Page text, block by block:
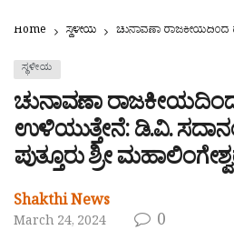
Home ಸ್ಥಳೀಯ ಚುನಾವಣಾ ರಾಜಕೀಯದಿಂದ
ಸ್ಥಳೀಯ
ಚುನಾವಣಾ
ಉಳಿಯುತ್ತೇನೆ: ಡಿ.ವಿ.
ಪುತ್ತೂರು ಶ್ರೀ
Shakthi News
March 24, 2024 0